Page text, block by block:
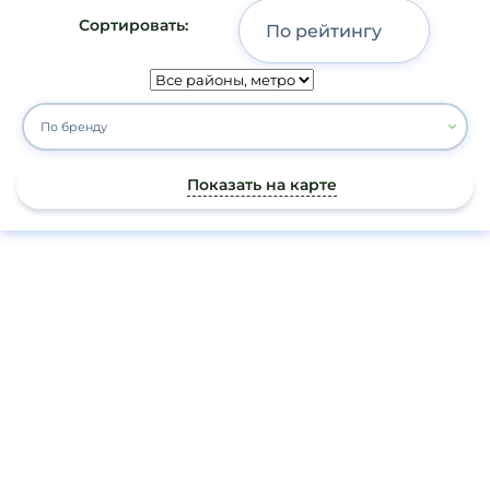
Сортировать:
По бренду
Показать на карте